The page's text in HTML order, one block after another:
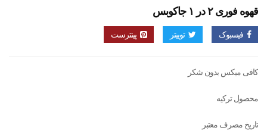
قهوه فوری ۲ در ۱ جاکوبس
فیسبوک توییتر پینترست
کافی میکس بدون شکر
محصول ترکیه
تاریخ مصرف معتبر